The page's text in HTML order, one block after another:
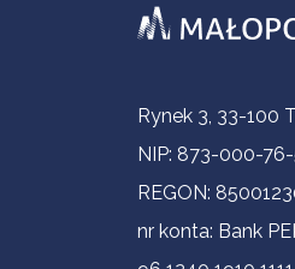
Informacje
Rynek 3, 33-100
NIP: 873-000-76-
REGON:
nr konta: Bank